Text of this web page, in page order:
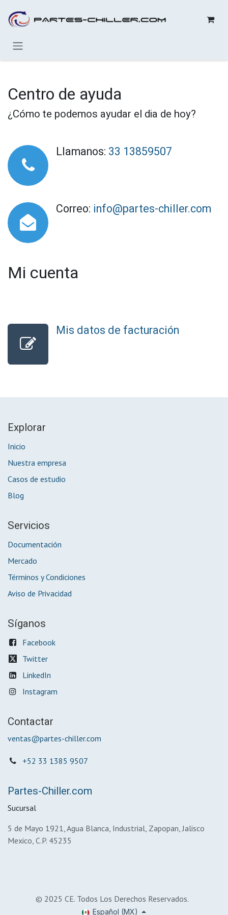
Centro de ayuda
¿Cómo te podemos ayudar el dia de hoy?
Llamanos: 33 13859507
Correo: info@partes-chiller.com
Mi cuenta
Mis datos de facturación
Explorar
Inicio
Nuestra empresa
Casos de estudio
Blog
Servicios
Documentación
Mercado
Términos y Condiciones
Aviso de Privacidad
Síganos
Facebook
Twitter
LinkedIn
Instagram
Contactar
ventas@partes-chiller.com
+52 33 1385 9507
Partes-Chiller.com
Sucursal
5 de Mayo 1921, Agua Blanca, Industrial, Zapopan, Jalisco
Mexico, C.P. 45235
© 2025 CE. Todos Los Derechos Reservados.
Español (MX)